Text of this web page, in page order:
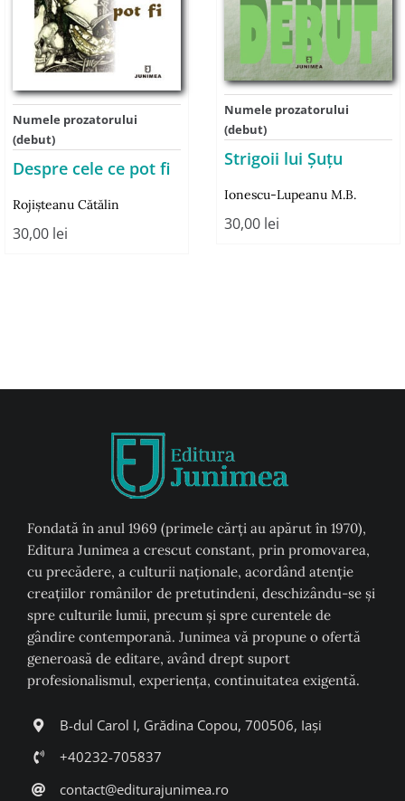
Numele prozatorului
(debut)
Despre cele ce pot fi
Rojişteanu Cătălin
30,00 lei
Numele prozatorului
(debut)
Strigoii lui Şuţu
Ionescu-Lupeanu M.B.
30,00 lei
Fondată în anul 1969 (primele cărți au apărut în 1970),
Editura Junimea a crescut constant, prin promovarea,
cu precădere, a culturii naţionale, acordând atenţie
creaţiilor românilor de pretutindeni, deschizându-se şi
spre culturile lumii, precum şi spre curentele de
gândire contemporană. Junimea vă propune o ofertă
generoasă de editare, având drept suport
profesionalismul, experiența, continuitatea exigentă.
B-dul Carol I, Grădina Copou, 700506, Iași
+40232-705837
contact@editurajunimea.ro